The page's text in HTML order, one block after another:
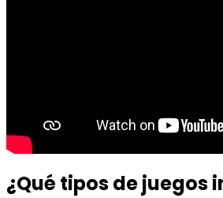
¿Qué tipos de juegos